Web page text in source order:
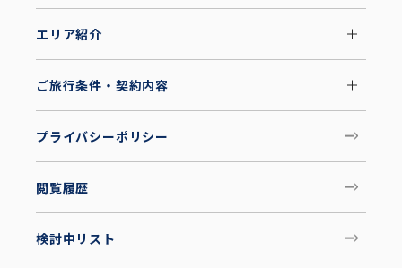
エリア紹介
ご旅行条件・契約内容
プライバシーポリシー
閲覧履歴
検討中リスト